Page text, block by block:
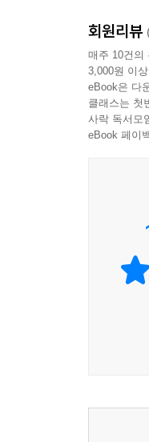
6-9. 수업장
6-10. 두 가
6-11. 교사
6-12. 내
[도전하기]
6-16. 셀프
6-17. 실패
6-18. 의
6-19. 교
부록 _168
회원리뷰
매주 10건의
3,000원 이
eBook은 다
클래스는 첫
사락 독서모
eBook 페이